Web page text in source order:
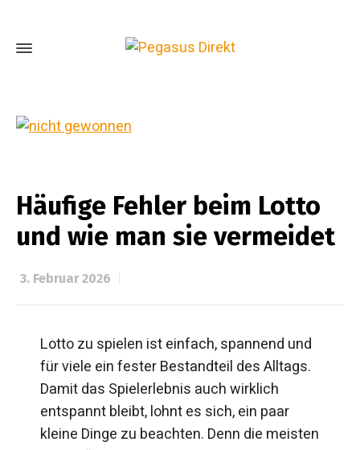
Häufige Fehler beim Lotto
und wie man sie vermeidet
3. Februar 2026
Lotto zu spielen ist einfach, spannend und
für viele ein fester Bestandteil des Alltags.
Damit das Spielerlebnis auch wirklich
entspannt bleibt, lohnt es sich, ein paar
kleine Dinge zu beachten. Denn die meisten